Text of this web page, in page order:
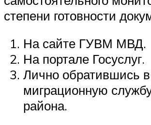
степени готовности
На сайте ГУВМ МВД.
На портале Госуслуг.
Лично обратившись в
миграционную
района.